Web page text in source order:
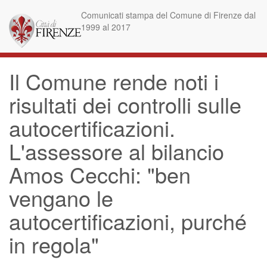
main
content
Comunicati stampa del Comune di Firenze dal
1999 al 2017
Il Comune rende noti i
risultati dei controlli sulle
autocertificazioni.
L'assessore al bilancio
Amos Cecchi: "ben
vengano le
autocertificazioni, purché
in regola"